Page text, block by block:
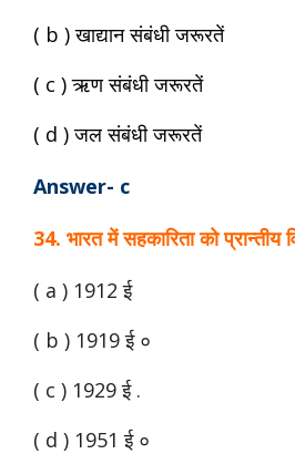
( b ) खाद्यान संबंधी जरूरतें
( c ) ऋण संबंधी जरूरतें
( d ) जल संबंधी जरूरतें
Answer- c
34. भारत में सहकारिता को प्रान्तीय
( a ) 1912 ई
( b ) 1919 ई ०
( c ) 1929 ई .
( d ) 1951 ई ०